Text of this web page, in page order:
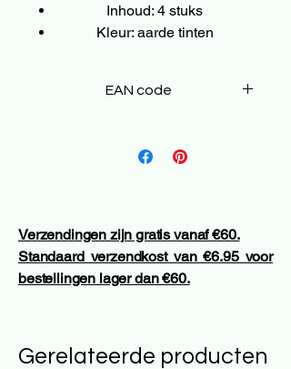
Inhoud: 4 stuks
Kleur: aarde tinten
EAN code
Verzendingen zijn gratis vanaf €60.
Standaard verzendkost van €6.95 voor
bestellingen lager dan €60.
Gerelateerde producten